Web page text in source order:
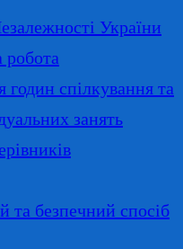
України
робота
годин спілкування та
занять
та безпечний спосіб